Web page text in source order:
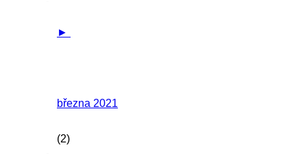
►
března 2021
(2)